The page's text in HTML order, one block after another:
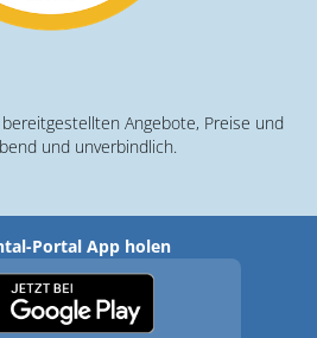
Angebote, Preise und
und unverbindlich.
Portal App holen